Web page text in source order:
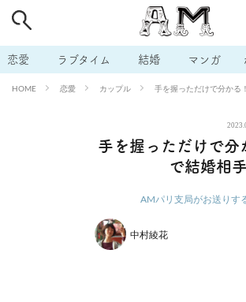
恋愛 ラブタイム 結婚 マンガ
HOME 恋愛 カップル 手を握っただけで分かる
手を握っただけで
で結婚相
AMパリ支局がお送りす
中村綾花
# 男の本音 # セフレ
# 出会う方法 # マッチングアプリ #